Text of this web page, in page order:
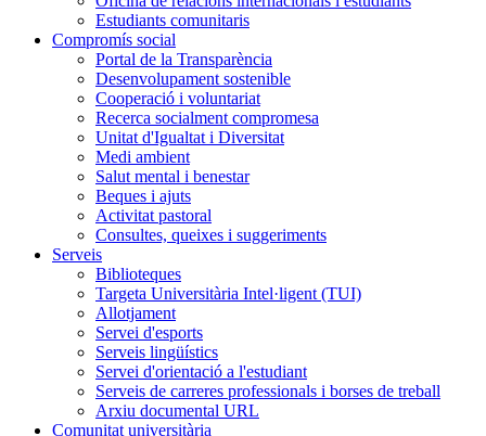
Estudiants comunitaris
Compromís social
Portal de la Transparència
Desenvolupament sostenible
Cooperació i voluntariat
Recerca socialment compromesa
Unitat d'Igualtat i Diversitat
Medi ambient
Salut mental i benestar
Beques i ajuts
Activitat pastoral
Consultes, queixes i suggeriments
Serveis
Biblioteques
Targeta Universitària Intel·ligent (TUI)
Allotjament
Servei d'esports
Serveis lingüístics
Servei d'orientació a l'estudiant
Serveis de carreres professionals i borses de treball
Arxiu documental URL
Comunitat universitària